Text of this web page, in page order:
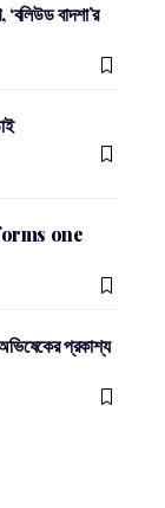
বাদশা’র
one
প্রকাশ্য